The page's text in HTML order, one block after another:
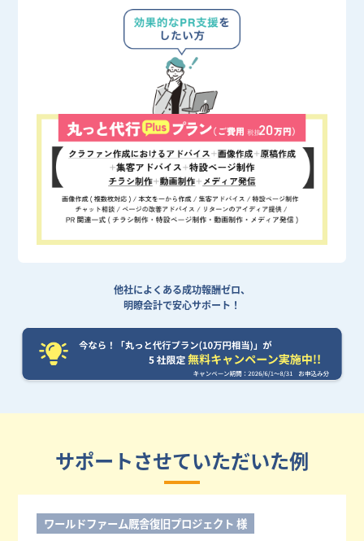
他社によくある成功報酬ゼロ、
明瞭会計で安心サポート！
サポートさせていただいた例
ワールドファーム厩舎復旧プロジェクト 様